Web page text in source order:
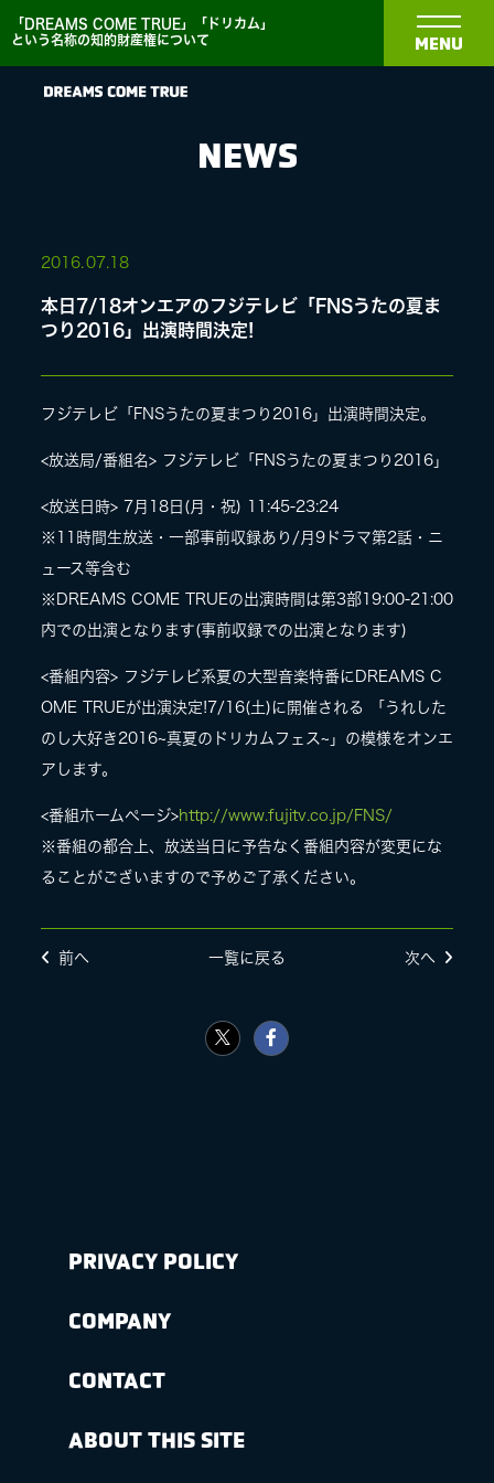
「DREAMS COME TRUE」「ドリカム」
という名称の知的財産権について
MENU
BIOGRAPHY
MEDIA
LIVE
SPECIAL SITE
MASA BLOG
NEWS
2016. 07.18
本日7/18オンエアのフジテレビ「FNSうたの夏ま
つり2016」出演時間決定!
フジテレビ「FNSうたの夏まつり2016」出演時間決定。
<放送局/番組名> フジテレビ「FNSうたの夏まつり2016」
<放送日時> 7月18日(月・祝) 11:45-23:24
※11時間生放送・一部事前収録あり/月9ドラマ第2話・ニ
ュース等含む
※DREAMS COME TRUEの出演時間は第3部19:00-21:00
内での出演となります(事前収録での出演となります)
<番組内容> フジテレビ系夏の大型音楽特番にDREAMS C
OME TRUEが出演決定!7/16(土)に開催される 「うれした
のし大好き2016~真夏のドリカムフェス~」の模様をオンエ
アします。
<番組ホームページ>http://www.fujitv.co.jp/FNS/
※番組の都合上、放送当日に予告なく番組内容が変更にな
ることがございますので予めご了承ください。
前へ 一覧に戻る 次へ
PRIVACY POLICY
COMPANY
CONTACT
ABOUT THIS SITE